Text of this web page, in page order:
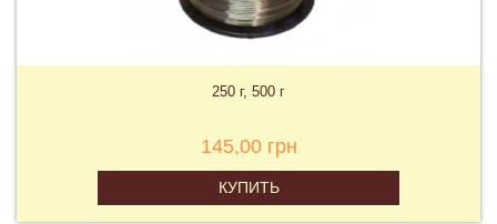
250 г, 500 г
145,00 грн
КУПИТЬ